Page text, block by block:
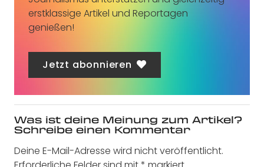
erstklassige Artikel und Reportagen
genießen!
Jetzt abonnieren
Was ist deine Meinung zum Artikel?
Schreibe einen Kommentar
Deine E-Mail-Adresse wird nicht veröffentlicht.